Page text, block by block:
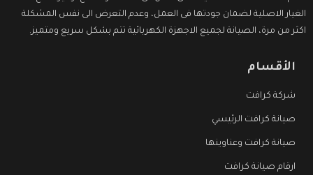
الغيار الاصلية لضمان جودتها فى العمل، وعدم التعرض الى نفس المشكلة
اكثر من مرة، الصيانة لجميع الاجهزة الكهربائية تتم بشكل سريع ومتميز.
الأقسام
شركة كرافت
صيانة كرافت الرئيسي
صيانة كرافت وعناوينها
ارقام صيانة كرافت